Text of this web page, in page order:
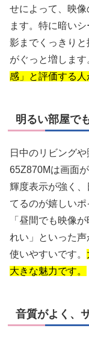
せによって、映
ます。特に暗い
影までくっきり
がぐっと増します
感」と評価する人
明るい部屋で
日中のリビング
65Z870Mは画面
輝度表示が強く
てるのが嬉しいポ
「昼間でも映像
れい」といった
使いやすいです。
大きな魅力です。
音質がよく、